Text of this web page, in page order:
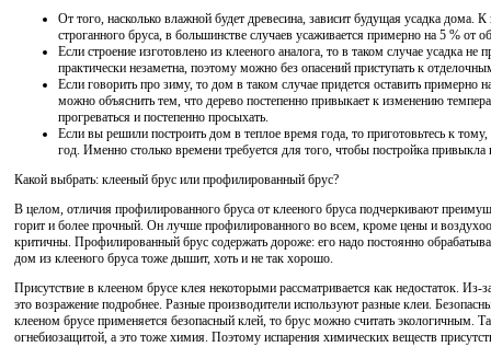
От того, насколько влажной будет древесина, зависит будущая усадка
строганного бруса, в большинстве случаев усаживается примерно на 5 % от
Если строение изготовлено из клееного аналога, то в таком случае усадка
практически незаметна, поэтому можно без опасений приступать к
Если говорить про зиму, то дом в таком случае придется оставить
можно объяснить тем, что дерево постепенно привыкает к изменению
прогреваться и постепенно просыхать.
Если вы решили построить дом в теплое время года, то приготовьтесь к
год. Именно столько времени требуется для того, чтобы постройка
Какой выбрать: клееный брус или профилированный брус?
В целом, отличия профилированного бруса от клееного бруса подчеркивают
горит и более прочный. Он лучше профилированного во всем, кроме цены и
критичны. Профилированный брус содержать дороже: его надо постоянно
дом из клееного бруса тоже дышит, хоть и не так хорошо.
Присутствие в клееном брусе клея некоторыми рассматривается как недостаток.
это возражение подробнее. Разные производители используют разные клеи.
клееном брусе применяется безопасный клей, то брус можно считать экологичным.
огнебиозащитой, а это тоже химия. Поэтому испарения химических веществ